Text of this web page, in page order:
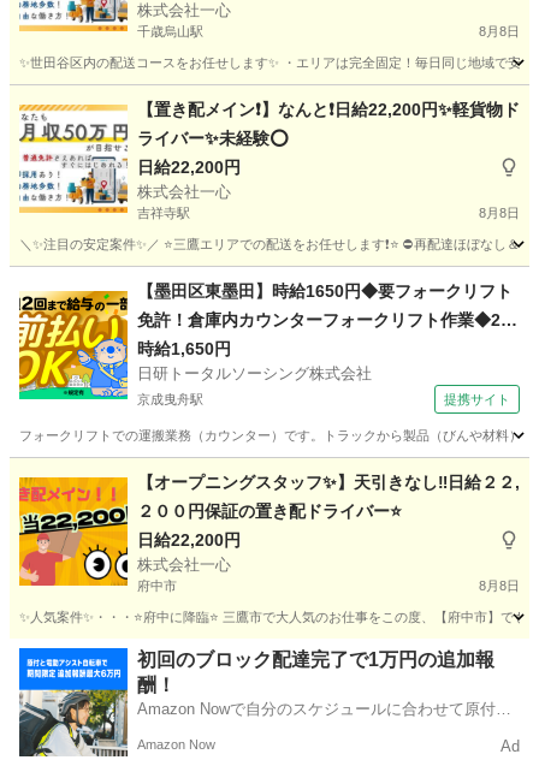
株式会社一心
千歳烏山駅 8月8日
✨世田谷区内の配送コースをお任せします✨ ・エリアは完全固定！毎日同じ地域で
千歳烏山駅 物流 東京 世田谷区 物流
置き配
【置き配メイン❗️】なんと❗️日給22,200円✨軽貨物ド
ライバー✨未経験⭕️
日給22,200円
株式会社一心
吉祥寺駅 8月8日
＼✨注目の安定案件✨／ ⭐️三鷹エリアでの配送をお任せします❗️⭐️ ⛔再配達ほぼなし
吉祥寺駅 物流 東京 世田谷区 物流
置き配
【墨田区東墨田】時給1650円◆要フォークリフト
免許！倉庫内カウンターフォークリフト作業◆20
代～30代活躍中
時給1,650円
日研トータルソーシング株式会社
京成曳舟駅 提携サイト
フォークリフトでの運搬業務（カウンター）です。トラックから製品（びんや材料）
京成曳舟駅 ドライバー
【オープニングスタッフ✨】天引きなし‼️日給２２,
２００円保証の置き配ドライバー⭐️
日給22,200円
株式会社一心
府中市 8月8日
✨人気案件✨・・・⭐️府中に降臨⭐️ 三鷹市で大人気のお仕事をこの度、【府中市】で
ドライバー 東京 国分寺市 ドライバー
置き配
初回のブロック配達完了で1万円の追加報
酬！
Amazon Nowで自分のスケジュールに合わせて原付や
う！
Amazon Now Ad